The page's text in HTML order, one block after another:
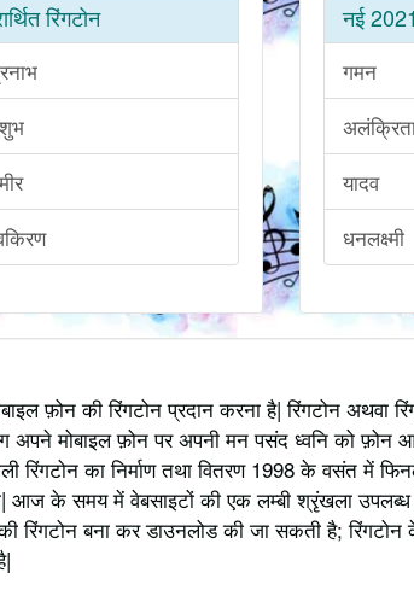
रिंगटोन नई
गमन
यादव
धनलक्ष्मी
फ़ोन की रिंगटोन प्रदान करना है| रिंगटोन अथवा
मोबाइल फ़ोन पर अपनी मन पसंद ध्वनि को फ़ोन
रिंगटोन का निर्माण तथा वितरण 1998 के वसंत
के समय में वेबसाइटों की एक लम्बी श्रृंखला उपलब्ध है
रिंगटोन बना कर डाउनलोड की जा सकती है;